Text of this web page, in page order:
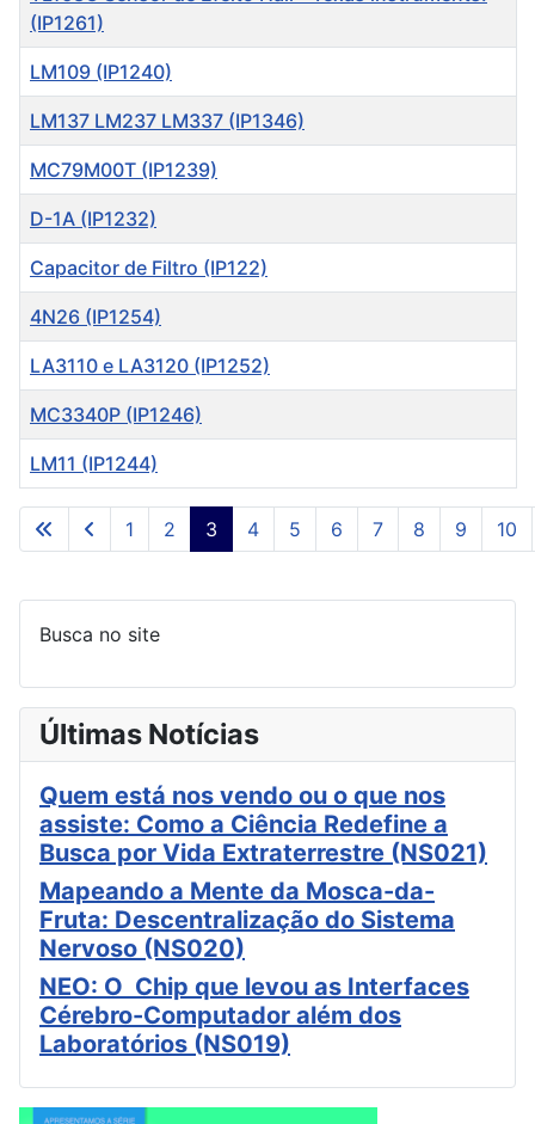
Artigos
(IP1261)
LM109 (IP1240)
LM137 LM237 LM337 (IP1346)
MC79M00T (IP1239)
D-1A (IP1232)
Capacitor de Filtro (IP122)
4N26 (IP1254)
LA3110 e LA3120 (IP1252)
MC3340P (IP1246)
LM11 (IP1244)
Página 3 de 11
1 2 3 4 5 6 7 8 9 10
Busca no site
Últimas Notícias
Quem está nos vendo ou o que nos
assiste: Como a Ciência Redefine a
Busca por Vida Extraterrestre (NS021)
Mapeando a Mente da Mosca-da-
Fruta: Descentralização do Sistema
Nervoso (NS020)
NEO: O Chip que levou as Interfaces
Cérebro-Computador além dos
Laboratórios (NS019)